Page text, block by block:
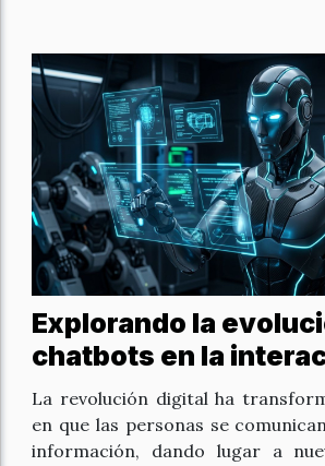
Explorando la
chatbots en la
digital
La revolución digital ha
en que las personas se
información, dando lugar a